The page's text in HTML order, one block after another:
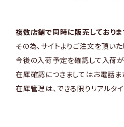
複数店舗で同時に販売しておりま
その為、サイトよりご注文を頂い
今後の入荷予定を確認して入荷が
在庫確認につきましてはお電話ま
在庫管理は、できる限りリアルタ